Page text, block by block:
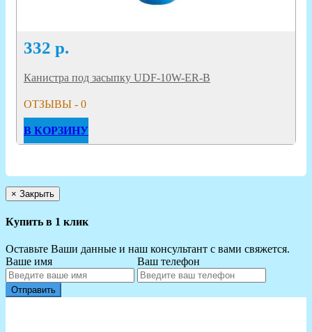
332 р.
Канистра под засыпку UDF-10W-ER-B
ОТЗЫВЫ - 0
В КОРЗИНУ
× Закрыть
Купить в 1 клик
Оставьте Ваши данные и наш консультант с вами свяжется.
Ваше имя
Ваш телефон
Отправить